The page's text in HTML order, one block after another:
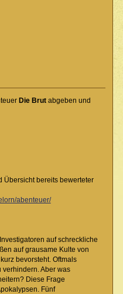
Die Brutabgeben und
Übersicht bereits bewerteter
abenteuer/
auf schreckliche
auf grausame Kulte von
bevorsteht. Oftmals
verhindern. Aber was
Diese Frage
Fünf